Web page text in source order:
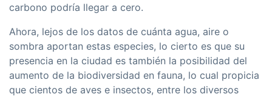
carbono podría llegar a cero.
Ahora, lejos de los datos de cuánta agua, aire o
sombra aportan estas especies, lo cierto es que su
presencia en la ciudad es también la posibilidad del
aumento de la biodiversidad en fauna, lo cual propicia
que cientos de aves e insectos, entre los diversos